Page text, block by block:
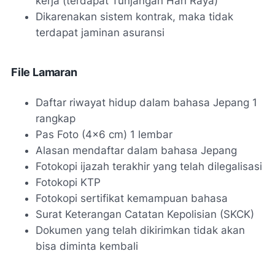
Dikarenakan sistem kontrak, maka tidak
terdapat jaminan asuransi
File Lamaran
Daftar riwayat hidup dalam bahasa Jepang 1
rangkap
Pas Foto (4×6 cm) 1 lembar
Alasan mendaftar dalam bahasa Jepang
Fotokopi ijazah terakhir yang telah dilegalisasi
Fotokopi KTP
Fotokopi sertifikat kemampuan bahasa
Surat Keterangan Catatan Kepolisian (SKCK)
Dokumen yang telah dikirimkan tidak akan
bisa diminta kembali